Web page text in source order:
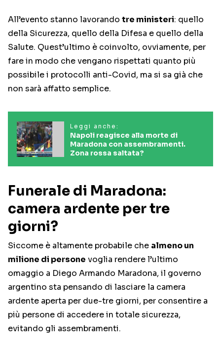
All’evento stanno lavorando tre ministeri: quello
della Sicurezza, quello della Difesa e quello della
Salute. Quest’ultimo è coinvolto, ovviamente, per
fare in modo che vengano rispettati quanto più
possibile i protocolli anti-Covid, ma si sa già che
non sarà affatto semplice.
Leggi anche:
Napoli reagisce alla morte di
Maradona con assembramenti.
Zona rossa saltata?
Funerale di Maradona:
camera ardente per tre
giorni?
Siccome è altamente probabile che almeno un
milione di persone voglia rendere l’ultimo
omaggio a Diego Armando Maradona, il governo
argentino sta pensando di lasciare la camera
ardente aperta per due-tre giorni, per consentire a
più persone di accedere in totale sicurezza,
evitando gli assembramenti.